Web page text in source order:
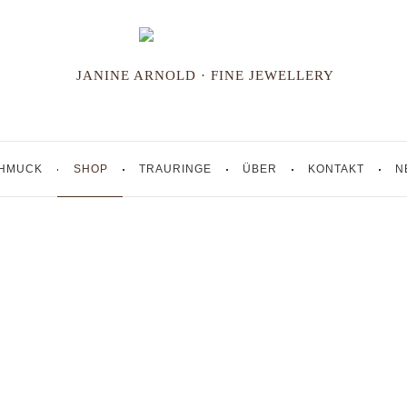
JANINE ARNOLD · FINE JEWELLERY
SHOP TRAURINGE ÜBER KONTAKT